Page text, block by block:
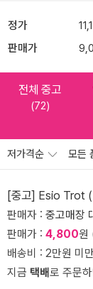
정가
판매가
전체 중고
(72)
저가격순 모든
[중고] Esio Trot
판매자 : 중고매장
판매가 : 4,800원
배송비 : 2만원 미
지금 택배로 주문